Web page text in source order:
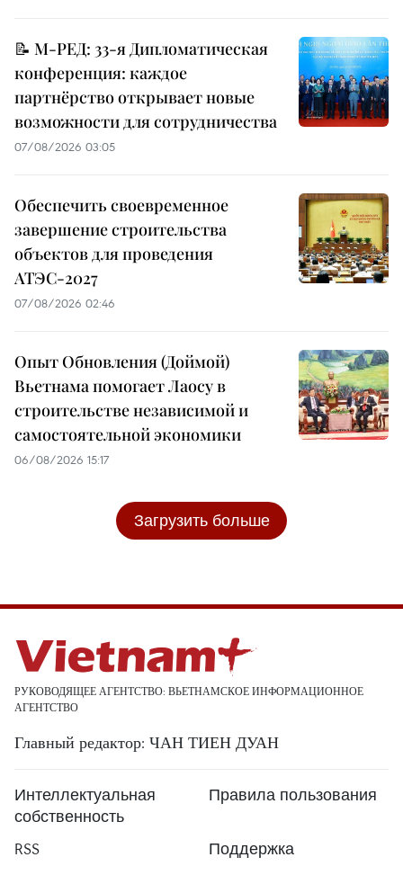
📝 М-РЕД: 33-я Дипломатическая
конференция: каждое
партнёрство открывает новые
возможности для сотрудничества
07/08/2026 03:05
Обеспечить своевременное
завершение строительства
объектов для проведения
АТЭС-2027
07/08/2026 02:46
Опыт Обновления (Доймой)
Вьетнама помогает Лаосу в
строительстве независимой и
самостоятельной экономики
06/08/2026 15:17
Загрузить больше
РУКОВОДЯЩЕЕ АГЕНТСТВО: ВЬЕТНАМСКОЕ ИНФОРМАЦИОННОЕ
АГЕНТСТВО
Главный редактор: ЧАН ТИЕН ДУАН
Интеллектуальная
собственность
Правила пользования
RSS
Поддержка